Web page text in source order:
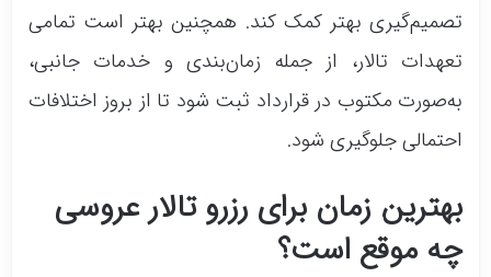
تصمیم‌گیری بهتر کمک کند. همچنین بهتر است تمامی
تعهدات تالار، از جمله زمان‌بندی و خدمات جانبی،
به‌صورت مکتوب در قرارداد ثبت شود تا از بروز اختلافات
احتمالی جلوگیری شود.
بهترین زمان برای رزرو تالار عروسی
چه موقع است؟